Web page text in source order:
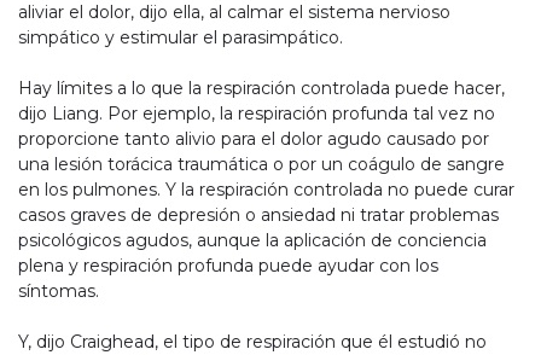
aliviar el dolor, dijo ella, al calmar el sistema nervioso
simpático y estimular el parasimpático.
Hay límites a lo que la respiración controlada puede hacer,
dijo Liang. Por ejemplo, la respiración profunda tal vez no
proporcione tanto alivio para el dolor agudo causado por
una lesión torácica traumática o por un coágulo de sangre
en los pulmones. Y la respiración controlada no puede curar
casos graves de depresión o ansiedad ni tratar problemas
psicológicos agudos, aunque la aplicación de conciencia
plena y respiración profunda puede ayudar con los
síntomas.
Y, dijo Craighead, el tipo de respiración que él estudió no